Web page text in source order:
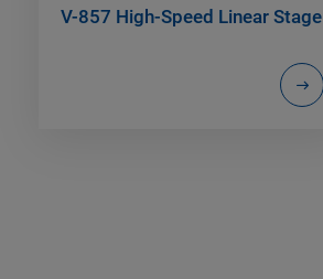
V-857 High-Speed Linear Stage